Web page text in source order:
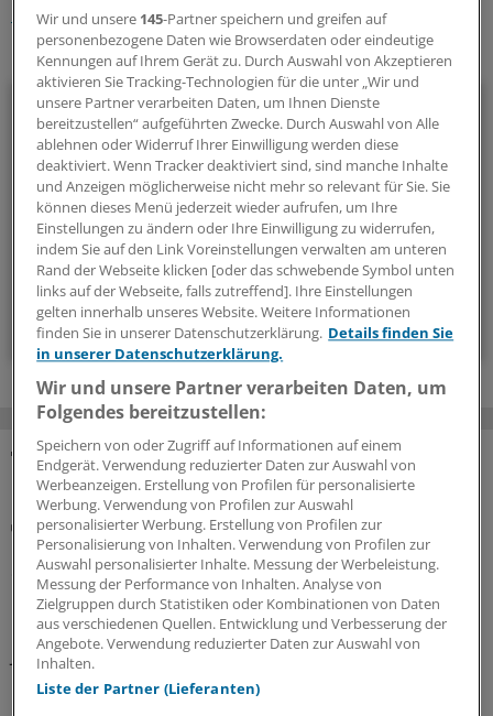
Digitalisierung und IT Berufspolitik
Ihr Newsletter zum Thema
E-Health
Bei E-Health und Digitalisierung geht die Entwicklung rasant
voran. Mit diesem Newsletter bleiben Sie immer auf dem
neuesten Stand.
monatlich (Samstag)
Zum Abonnieren bitte anmelden
MEHR ZUM THEMA
Abrechnung
KV Rheinland-Pfalz rät prophylaktisch weiterhin
ePA-Befüllung abzurechnen
Honorar für ePA-Befüllung ist seit August Geschichte.
Nicht so bei den Zahnärzten, die dürfen noch bis
Jahresende. Das wollen KBV und KVen auch erreichen.
Doch hier gilt: Nur wer schreibt, der bleibt!
Wir und unsere 145-Partner speichern und greifen auf
personenbezogene Daten wie Browserdaten oder eindeutige
Kennungen auf Ihrem Gerät zu. Durch Auswahl von Akzeptieren
aktivieren Sie Tracking-Technologien für die unter „Wir und
unsere Partner verarbeiten Daten, um Ihnen Dienste
bereitzustellen“ aufgeführten Zwecke. Durch Auswahl von Alle
ablehnen oder Widerruf Ihrer Einwilligung werden diese
deaktiviert. Wenn Tracker deaktiviert sind, sind manche Inhalte
und Anzeigen möglicherweise nicht mehr so relevant für Sie. Sie
können dieses Menü jederzeit wieder aufrufen, um Ihre
Einstellungen zu ändern oder Ihre Einwilligung zu widerrufen,
indem Sie auf den Link Voreinstellungen verwalten am unteren
Rand der Webseite klicken [oder das schwebende Symbol unten
links auf der Webseite, falls zutreffend]. Ihre Einstellungen
gelten innerhalb unseres Website. Weitere Informationen
finden Sie in unserer Datenschutzerklärung. Details finden Sie
in unserer Datenschutzerklärung.
Wir und unsere Partner verarbeiten Daten, um
Folgendes bereitzustellen:
Speichern von oder Zugriff auf Informationen auf einem
Endgerät. Verwendung reduzierter Daten zur Auswahl von
Werbeanzeigen. Erstellung von Profilen für personalisierte
Werbung. Verwendung von Profilen zur Auswahl
personalisierter Werbung. Erstellung von Profilen zur
Personalisierung von Inhalten. Verwendung von Profilen zur
Auswahl personalisierter Inhalte. Messung der Werbeleistung.
Messung der Performance von Inhalten. Analyse von
Zielgruppen durch Statistiken oder Kombinationen von Daten
aus verschiedenen Quellen. Entwicklung und Verbesserung der
Angebote. Verwendung reduzierter Daten zur Auswahl von
Inhalten.
Liste der Partner (Lieferanten)